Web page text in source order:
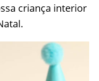
criança interior